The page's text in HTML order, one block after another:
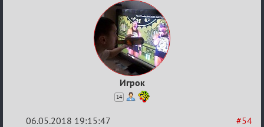
Игрок
14
#54
06.05.2018 19:15:47